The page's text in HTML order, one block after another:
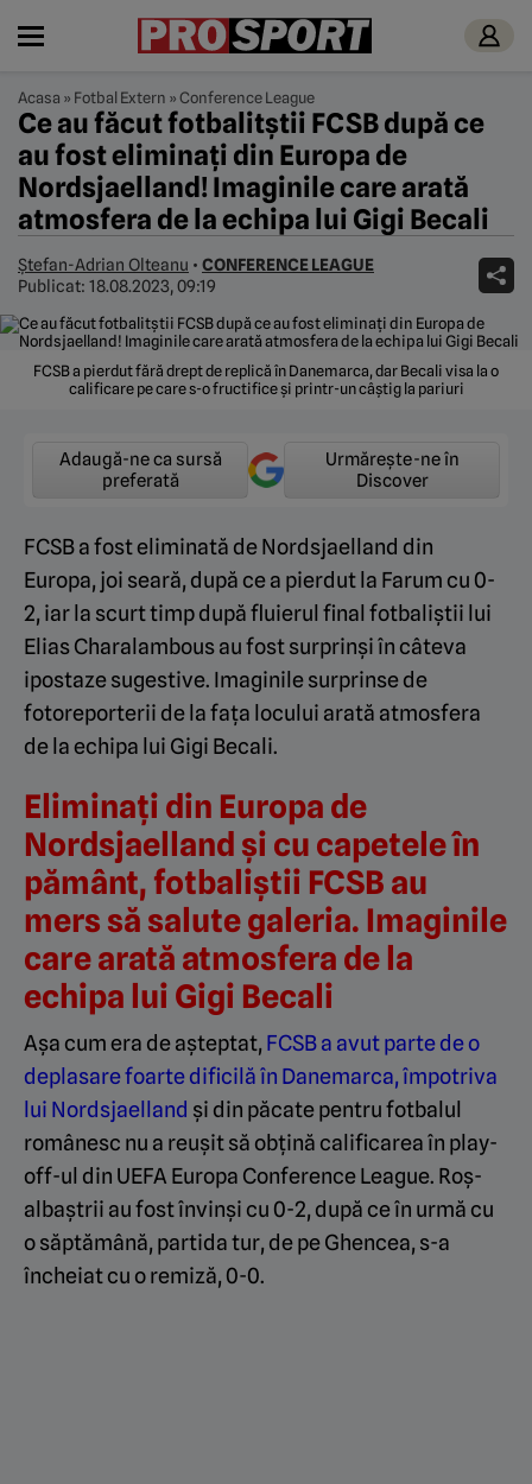
Acasa » Fotbal Extern »Conference League
Ce au făcut fotbalitștii FCSB după ce
au fost eliminați din Europa de
Nordsjaelland! Imaginile care arată
atmosfera de la echipa lui Gigi Becali
Ștefan-Adrian Olteanu • CONFERENCE LEAGUE
Publicat: 18.08.2023, 09:19
FCSB a pierdut fără drept de replică în Danemarca, dar Becali visa la o
calificare pe care s-o fructifice și printr-un câștig la pariuri
Adaugă-ne ca sursă
preferată
Urmărește-ne în
Discover
FCSB a fost eliminată de Nordsjaelland din
Europa, joi seară, după ce a pierdut la Farum cu 0-
2, iar la scurt timp după fluierul final fotbaliștii lui
Elias Charalambous au fost surprinși în câteva
ipostaze sugestive. Imaginile surprinse de
fotoreporterii de la fața locului arată atmosfera
de la echipa lui Gigi Becali.
Eliminați din Europa de
Nordsjaelland și cu capetele în
pământ, fotbaliștii FCSB au
mers să salute galeria. Imaginile
care arată atmosfera de la
echipa lui Gigi Becali
Așa cum era de așteptat, FCSB a avut parte de o
deplasare foarte dificilă în Danemarca, împotriva
lui Nordsjaelland și din păcate pentru fotbalul
românesc nu a reușit să obțină calificarea în play-
off-ul din UEFA Europa Conference League. Roș-
albaștrii au fost învinși cu 0-2, după ce în urmă cu
o săptămână, partida tur, de pe Ghencea, s-a
încheiat cu o remiză, 0-0.